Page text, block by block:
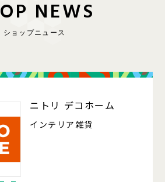
OP NEWS
ショップニュース
ニトリ デコホーム
インテリア雑貨